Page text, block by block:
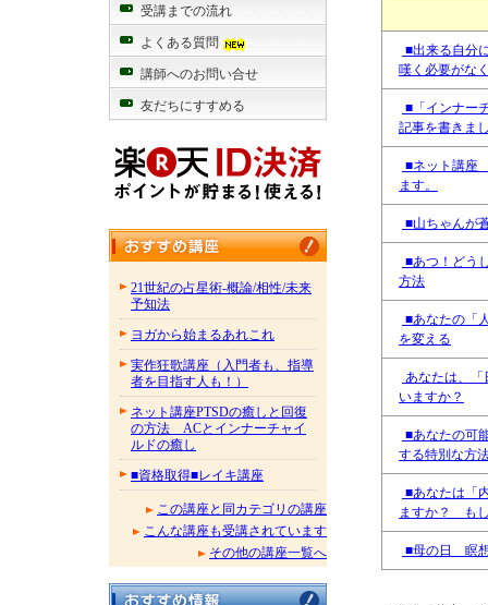
受講までの流れ
よくある質問
講師へのお問い合せ
友だちにすすめる
21世紀の占星術-概論/相性/未来
予知法
ヨガから始まるあれこれ
実作狂歌講座（入門者も、指導
者を目指す人も！）
ネット講座PTSDの癒しと回復
の方法 ACとインナーチャイ
ルドの癒し
■資格取得■レイキ講座
この講座と同カテゴリの講座
こんな講座も受講されています
その他の講座一覧へ
■出来る自分
嘆く必要がな
■「インナー
記事を書きま
■ネット講座
ます。
■山ちゃんが
■あつ！どう
方法
■あなたの「
を変える
あなたは、「
いますか？
■あなたの可
する特別な方
■あなたは「
ますか？ も
■母の日 瞑